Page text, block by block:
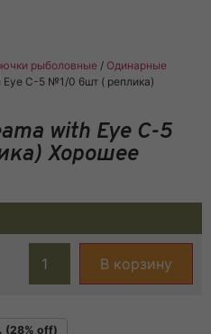
рыболовные / Одинарные
C-5 №1/0 6шт ( реплика)
with Eye C-5
Хорошее
В корзину
(28% off)